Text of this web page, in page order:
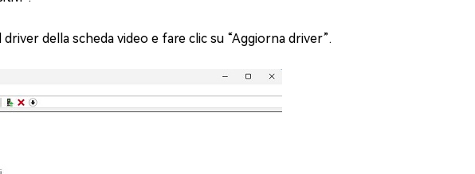
della scheda video e fare clic su “Aggiorna driver”.